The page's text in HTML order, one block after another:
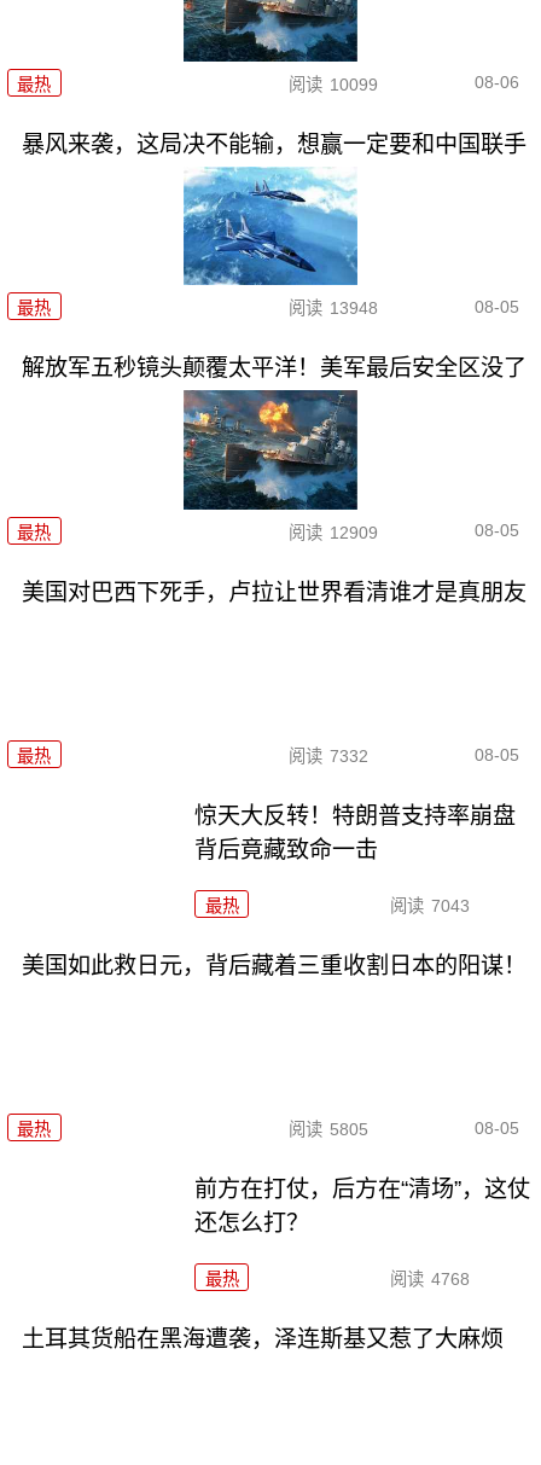
最热 阅读 10099 08-06
暴风来袭，这局决不能输，想赢一定要和中国联手
最热 阅读 13948 08-05
解放军五秒镜头颠覆太平洋！美军最后安全区没了
最热 阅读 12909 08-05
美国对巴西下死手，卢拉让世界看清谁才是真朋友
最热 阅读 7332 08-05
惊天大反转！特朗普支持率崩盘
背后竟藏致命一击
最热 阅读 7043
美国如此救日元，背后藏着三重收割日本的阳谋！
最热 阅读 5805 08-05
前方在打仗，后方在“清场”，这仗
还怎么打？
最热 阅读 4768
土耳其货船在黑海遭袭，泽连斯基又惹了大麻烦